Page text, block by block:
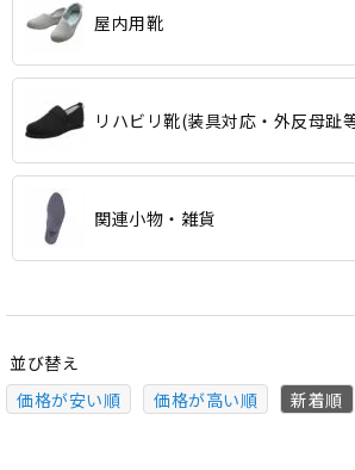
屋内用靴
リハビリ靴(装具対応・外反母趾
関連小物・雑貨
並び替え
価格が安い順
価格が高い順 新着順